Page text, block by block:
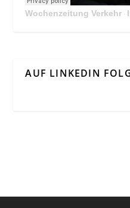
Wochenzeitung Verkehr ·
AUF LINKEDIN